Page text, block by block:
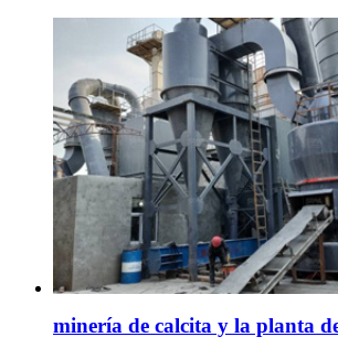
minería de calcita y la planta